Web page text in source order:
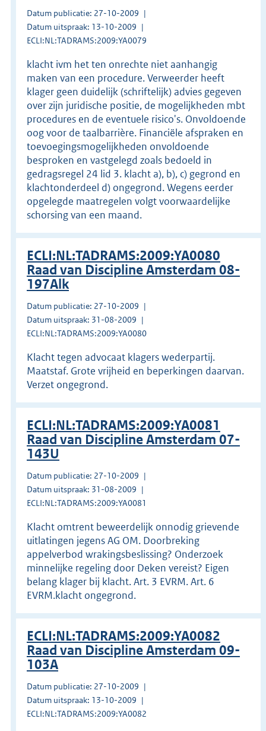
Datum publicatie: 27-10-2009
Datum uitspraak: 13-10-2009
ECLI:NL:TADRAMS:2009:YA0079
klacht ivm het ten onrechte niet aanhangig
maken van een procedure. Verweerder heeft
klager geen duidelijk (schriftelijk) advies gegeven
over zijn juridische positie, de mogelijkheden mbt
procedures en de eventuele risico's. Onvoldoende
oog voor de taalbarrière. Financiële afspraken en
toevoegingsmogelijkheden onvoldoende
besproken en vastgelegd zoals bedoeld in
gedragsregel 24 lid 3. klacht a), b), c) gegrond en
klachtonderdeel d) ongegrond. Wegens eerder
opgelegde maatregelen volgt voorwaardelijke
schorsing van een maand.
ECLI:NL:TADRAMS:2009:YA0080
Raad van Discipline Amsterdam 08-
197Alk
Datum publicatie: 27-10-2009
Datum uitspraak: 31-08-2009
ECLI:NL:TADRAMS:2009:YA0080
Klacht tegen advocaat klagers wederpartij.
Maatstaf. Grote vrijheid en beperkingen daarvan.
Verzet ongegrond.
ECLI:NL:TADRAMS:2009:YA0081
Raad van Discipline Amsterdam 07-
143U
Datum publicatie: 27-10-2009
Datum uitspraak: 31-08-2009
ECLI:NL:TADRAMS:2009:YA0081
Klacht omtrent beweerdelijk onnodig grievende
uitlatingen jegens AG OM. Doorbreking
appelverbod wrakingsbeslissing? Onderzoek
minnelijke regeling door Deken vereist? Eigen
belang klager bij klacht. Art. 3 EVRM. Art. 6
EVRM.klacht ongegrond.
ECLI:NL:TADRAMS:2009:YA0082
Raad van Discipline Amsterdam 09-
103A
Datum publicatie: 27-10-2009
Datum uitspraak: 13-10-2009
ECLI:NL:TADRAMS:2009:YA0082